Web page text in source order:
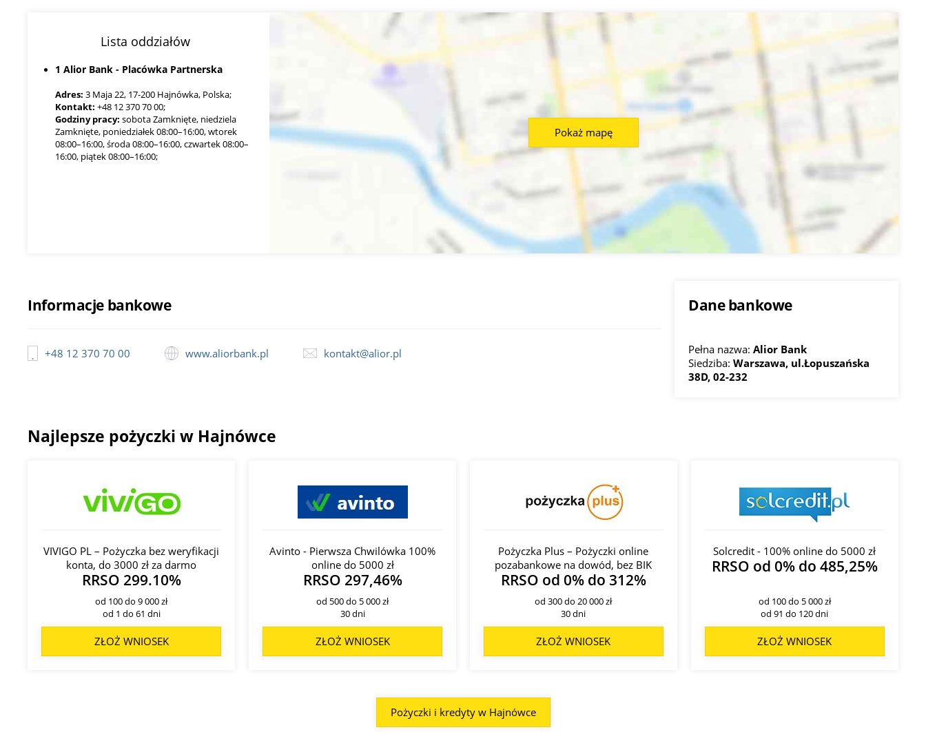
Lista oddziałów
1 Alior Bank - Placówka Partnerska
Adres: 3 Maja 22, 17-200 Hajnówka, Polska;
Kontakt: +48 12 370 70 00;
Godziny pracy: sobota Zamknięte, niedziela
Zamknięte, poniedziałek 08:00–16:00, wtorek
08:00–16:00, środa 08:00–16:00, czwartek 08:00–
16:00, piątek 08:00–16:00;
Pokaż mapę
Informacje bankowe
+48 12 370 70 00 www.aliorbank.pl kontakt@alior.pl
Dane bankowe
Pełna nazwa: Alior Bank
Siedziba: Warszawa, ul.Łopuszańska
38D, 02-232
Najlepsze pożyczki w Hajnówce
VIVIGO PL – Pożyczka bez weryfikacji
konta, do 3000 zł za darmo
RRSO 299.10%
od 100 do 9 000 zł
od 1 do 61 dni
ZŁOŻ WNIOSEK
Avinto - Pierwsza Chwilówka 100%
online do 5000 zł
RRSO 297,46%
od 500 do 5 000 zł
30 dni
ZŁOŻ WNIOSEK
Pożyczka Plus – Pożyczki online
pozabankowe na dowód, bez BIK
RRSO od 0% do 312%
od 300 do 20 000 zł
30 dni
ZŁOŻ WNIOSEK
Solcredit - 100% online do 5000 zł
RRSO od 0% do 485,25%
od 100 do 5 000 zł
od 91 do 120 dni
ZŁOŻ WNIOSEK
Pożyczki i kredyty w Hajnówce